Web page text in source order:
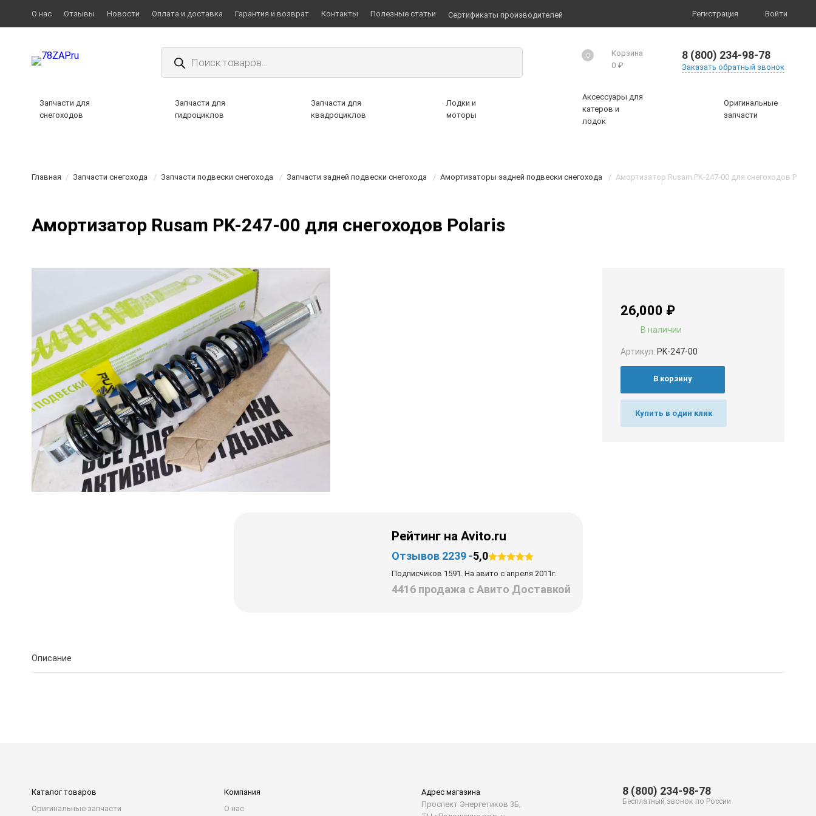
О нас Отзывы Новости Оплата и доставка Гарантия и возврат Контакты Полезные статьи Сертификаты производителей Регистрация Войти
Поиск
товаров
0
Корзина
0 ₽
8 (800) 234-98-78
Заказать обратный звонок
Запчасти для
снегоходов
Запчасти для
гидроциклов
Запчасти для
квадроциклов
Лодки и
моторы
Аксессуары для
катеров и
лодок
Оригинальные
запчасти
Главная / Запчасти снегохода / Запчасти подвески снегохода / Запчасти задней подвески снегохода / Амортизаторы задней подвески снегохода / Амортизатор Rusam PK-247-00 для снегоходов Polaris
Амортизатор Rusam PK-247-00 для снегоходов Polaris
26,000 ₽
В наличии
Артикул: PK-247-00
В корзину
Купить в один клик
Рейтинг на Avito.ru
Отзывов 2239 -5,0
Подписчиков 1591. На авито с апреля 2011г.
4416 продажа с Авито Доставкой
Описание
Каталог товаров
Оригинальные запчасти
Компания
О нас
Адрес магазина
Проспект Энергетиков 3Б,
8 (800) 234-98-78
Бесплатный звонок по России